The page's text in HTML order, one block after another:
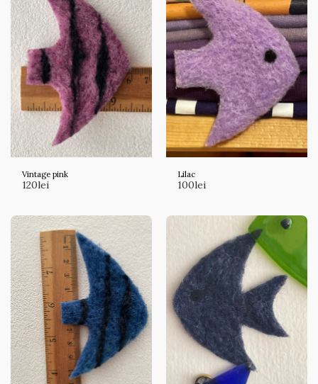
Vintage pink
120lei
Lilac
100lei